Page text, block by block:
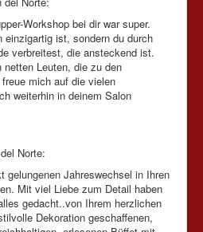
Workshop bei dir war super.
einzigartig ist, sondern du durch
verbreitest, die ansteckend ist.
Leuten, die zu den
mich auf die vielen
weiterhin in deinem Salon
Norte:
gelungenen Jahreswechsel in Ihren
Mit viel Liebe zum Detail haben
gedacht..von Ihrem herzlichen
Dekoration geschaffenen,